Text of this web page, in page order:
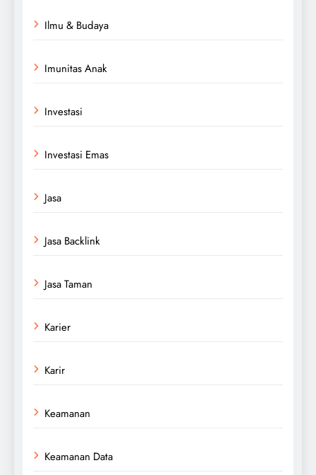
Ilmu & Budaya
Imunitas Anak
Investasi
Investasi Emas
Jasa
Jasa Backlink
Jasa Taman
Karier
Karir
Keamanan
Keamanan Data